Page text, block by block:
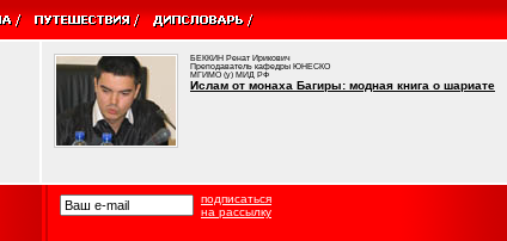
БЕККИН Ренат Ирикович
Преподаватель кафедры ЮНЕСКО
МГИМО (у) МИД РФ
Ислам от монаха Багиры: модная книга о шариате
подписаться
на рассылку